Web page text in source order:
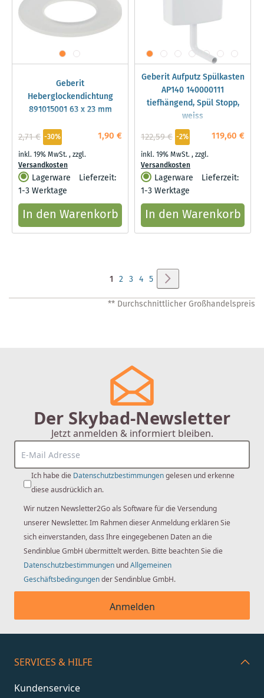
Geberit
Heberglockendichtung
891015001 63 x 23 mm
1,90 €
2,71 € -30%
inkl. 19% MwSt.,zzgl.
Versandkosten
Lagerware
Lieferzeit:
1-3 Werktage
In den Warenkorb
Geberit Aufputz Spülkasten
AP140 140000111
tiefhängend, Spül Stopp,
weiss
119,60 €
122,59 € -2%
inkl. 19% MwSt.,zzgl.
Versandkosten
Lagerware
Lieferzeit:
1-3 Werktage
In den Warenkorb
Sie
lesen
1 Seite
2 Seite
3 Seite
4 Seite
5
** Durchschnittlicher Großhandelspreis
Der Skybad-Newsletter
Jetzt anmelden & informiert bleiben.
Ich habe die Datenschutzbestimmungengelesen und erkenne
diese ausdrücklich an.
Wir nutzen Newsletter2Go als Software für die Versendung
unserer Newsletter. Im Rahmen dieser Anmeldung erklären Sie
sich einverstanden, dass Ihre eingegebenen Daten an die
Sendinblue GmbH übermittelt werden. Bitte beachten Sie die
Datenschutzbestimmungen undAllgemeinen
Geschäftsbedingungender Sendinblue GmbH.
Anmelden
SERVICES & HILFE
Kundenservice